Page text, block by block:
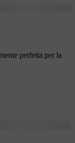
perfetta per la